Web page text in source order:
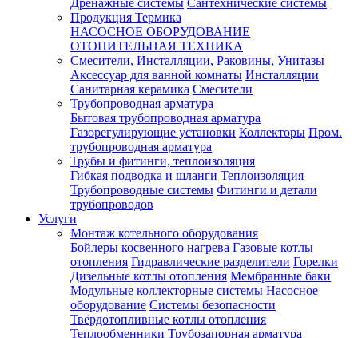
Дренажные системы Сантехнические системы
Продукция Термика
НАСОСНОЕ ОБОРУДОВАНИЕ
ОТОПИТЕЛЬНАЯ ТЕХНИКА
Смесители, Инсталляции, Раковины, Унитазы
Аксессуар для ванной комнаты Инсталляции
Санитарная керамика Смесители
Трубопроводная арматура
Бытовая трубопроводная арматура
Газорегулирующие установки Коллекторы Пром.
трубопроводная арматура
Трубы и фитинги, теплоизоляция
Гибкая подводка и шланги Теплоизоляция
Трубопроводные системы Фитинги и детали
трубопроводов
Услуги
Монтаж котельного оборудования
Бойлеры косвенного нагрева Газовые котлы
отопления Гидравлические разделители Горелки
Дизельные котлы отопления Мембранные баки
Модульные коллекторные системы Насосное
оборудование Системы безопасности
Твёрдотопливные котлы отопления
Теплообменники Трубозапорная арматура